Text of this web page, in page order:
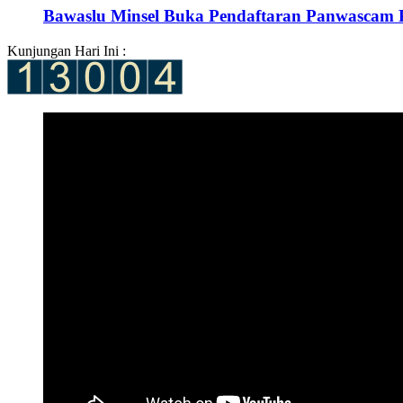
Bawaslu Minsel Buka Pendaftaran Panwascam
Kunjungan Hari Ini :